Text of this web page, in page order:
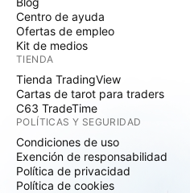
Centro de ayuda
Ofertas de empleo
Kit de medios
TIENDA
Tienda TradingView
Cartas de tarot para traders
C63 TradeTime
POLÍTICAS Y SEGURIDAD
Condiciones de uso
Exención de responsabilidad
Política de privacidad
Política de cookies